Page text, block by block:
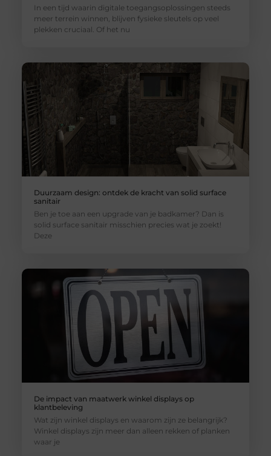
In een tijd waarin digitale toegangsoplossingen steeds
meer terrein winnen, blijven fysieke sleutels op veel
plekken cruciaal. Of het nu
Duurzaam design: ontdek de kracht van solid surface
sanitair
Ben je toe aan een upgrade van je badkamer? Dan is
solid surface sanitair misschien precies wat je zoekt!
Deze
De impact van maatwerk winkel displays op
klantbeleving
Wat zijn winkel displays en waarom zijn ze belangrijk?
Winkel displays zijn meer dan alleen rekken of planken
waar je